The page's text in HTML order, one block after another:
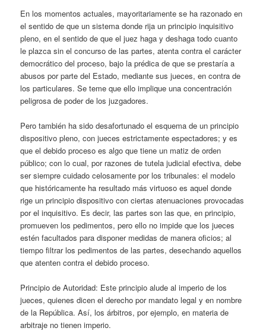
En los momentos actuales, mayoritariamente se ha razonado en
el sentido de que un sistema donde rija un principio inquisitivo
pleno, en el sentido de que el juez haga y deshaga todo cuanto
le plazca sin el concurso de las partes, atenta contra el carácter
democrático del proceso, bajo la prédica de que se prestaría a
abusos por parte del Estado, mediante sus jueces, en contra de
los particulares. Se teme que ello implique una concentración
peligrosa de poder de los juzgadores.
Pero también ha sido desafortunado el esquema de un principio
dispositivo pleno, con jueces estrictamente espectadores; y es
que el debido proceso es algo que tiene un matiz de orden
público; con lo cual, por razones de tutela judicial efectiva, debe
ser siempre cuidado celosamente por los tribunales: el modelo
que históricamente ha resultado más virtuoso es aquel donde
rige un principio dispositivo con ciertas atenuaciones provocadas
por el inquisitivo. Es decir, las partes son las que, en principio,
promueven los pedimentos, pero ello no impide que los jueces
estén facultados para disponer medidas de manera oficios; al
tiempo filtrar los pedimentos de las partes, desechando aquellos
que atenten contra el debido proceso.
Principio de Autoridad: Este principio alude al imperio de los
jueces, quienes dicen el derecho por mandato legal y en nombre
de la República. Así, los árbitros, por ejemplo, en materia de
arbitraje no tienen imperio.